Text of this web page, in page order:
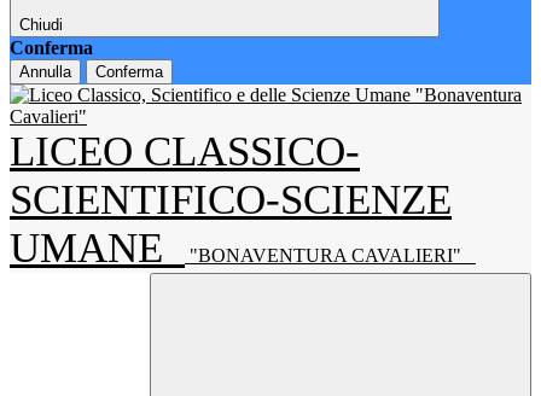
Chiudi
Conferma
Annulla Conferma
LICEO CLASSICO-
SCIENTIFICO-SCIENZE
UMANE
"BONAVENTURA CAVALIERI"